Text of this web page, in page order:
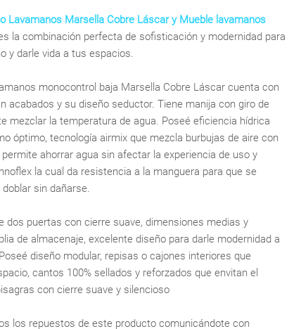
Lavamanos Marsella Cobre Láscar y Mueble lavamanos
la combinación perfecta de sofisticación y modernidad para
y darle vida a tus espacios.
monocontrol baja Marsella Cobre Láscar cuenta con
acabados y su diseño seductor. Tiene manija con giro de
mezclar la temperatura de agua. Poseé eficiencia hídrica
óptimo, tecnología airmix que mezcla burbujas de aire con
ahorrar agua sin afectar la experiencia de uso y
la cual da resistencia a la manguera para que se
sin dañarse.
dos puertas con cierre suave, dimensiones medias y
de almacenaje, excelente diseño para darle modernidad a
diseño modular, repisas o cajones interiores que
cantos 100% sellados y reforzados que envitan el
con cierre suave y silencioso
los repuestos de este producto comunicándote con